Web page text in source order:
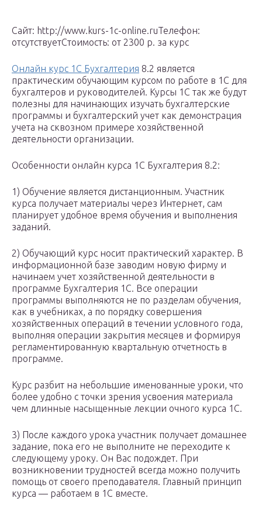
Сайт: http://www.kurs-1c-online.ruТелефон:
отсутствуетСтоимость: от 2300 р. за курс
Онлайн курс 1С Бухгалтерия 8.2 является
практическим обучающим курсом по работе в 1С для
бухгалтеров и руководителей. Курсы 1С так же будут
полезны для начинающих изучать бухгалтерские
программы и бухгалтерский учет как демонстрация
учета на сквозном примере хозяйственной
деятельности организации.
Особенности онлайн курса 1С Бухгалтерия 8.2:
1) Обучение является дистанционным. Участник
курса получает материалы через Интернет, сам
планирует удобное время обучения и выполнения
заданий.
2) Обучающий курс носит практический характер. В
информационной базе заводим новую фирму и
начинаем учет хозяйственной деятельности в
программе Бухгалтерия 1С. Все операции
программы выполняются не по разделам обучения,
как в учебниках, а по порядку совершения
хозяйственных операций в течении условного года,
выполняя операции закрытия месяцев и формируя
регламентированную квартальную отчетность в
программе.
Курс разбит на небольшие именованные уроки, что
более удобно с точки зрения усвоения материала
чем длинные насыщенные лекции очного курса 1С.
3) После каждого урока участник получает домашнее
задание, пока его не выполните не переходите к
следующему уроку. Он Вас подождет. При
возникновении трудностей всегда можно получить
помощь от своего преподавателя. Главный принцип
курса — работаем в 1С вместе.